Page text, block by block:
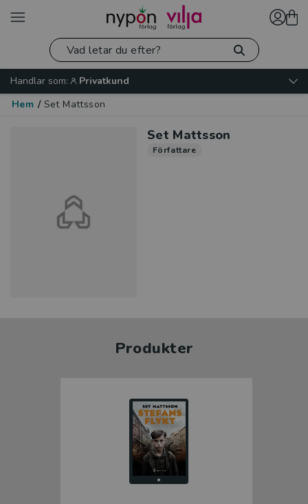
Handlar som:
Privatkund
Hem / Set Mattsson
Set Mattsson
Författare
Produkter